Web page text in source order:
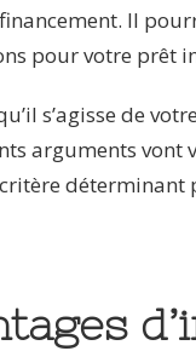
Il
pour votre prêt
s’agisse de
arguments vont
déterminant